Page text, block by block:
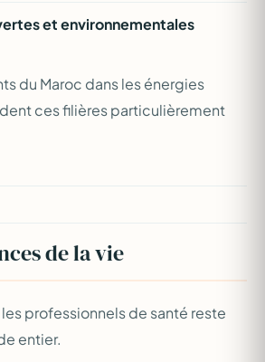
et environnementales
du Maroc dans les énergies
ces filières particulièrement
de la vie
professionnels de santé reste
entier.